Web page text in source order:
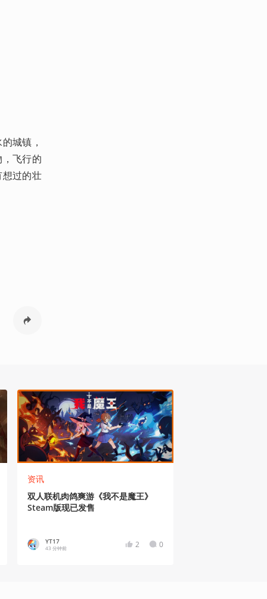
城镇，
飞行的
过的壮
资讯
双人联机肉鸽爽游《我不是魔王》
Steam版现已发售
YT17
43 分钟前 2 0